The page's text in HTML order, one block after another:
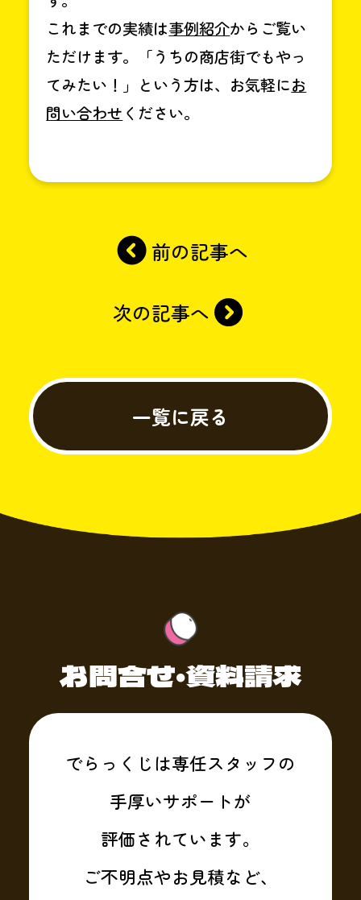
これまでの実績は事例紹介からご覧い
ただけます。「うちの商店街でもやっ
てみたい！」という方は、お気軽にお
問い合わせ ください。
前の記事へ
次の記事へ
一覧に戻る
お問合せ・資料請求
でらっくじは専任スタッフの
手厚いサポートが
評価されています。
ご不明点やお見積など、